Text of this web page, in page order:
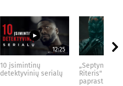
12:25
10 įsimintinų
detektyvinių serialų
„Septynių
Riteris" – kai
paprastumas